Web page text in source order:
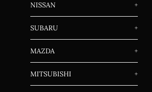
NISSAN +
SUBARU +
MAZDA +
MITSUBISHI +